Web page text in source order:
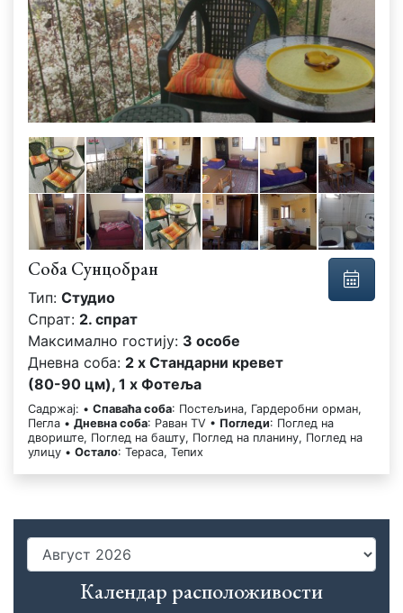
Соба Сунцобран
Тип: Студио
Спрат: 2. спрат
Максимално гостију: 3 особе
Дневна соба: 2 x Стандарни кревет
(80-90 цм), 1 x Фотеља
Садржај: • Спаваћа соба: Постељина, Гардеробни орман,
Пегла • Дневна соба: Раван TV • Погледи: Поглед на
двориште, Поглед на башту, Поглед на планину, Поглед на
улицу • Остало: Тераса, Тепих
Календар расположивости